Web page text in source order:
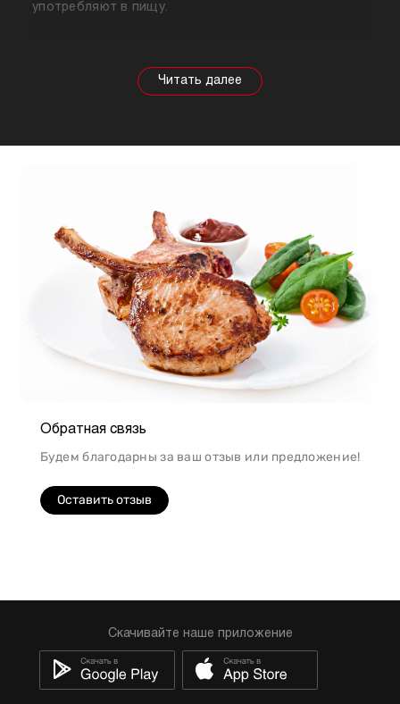
употребляют в пищу.
полезных свойствах. Важно понимать, что в
зависимости от животного свойства продукта
подходит для шашлыка, а мясо перепела отлично
Обратная связь
Будем благодарны за ваш отзыв или предложение!
Оставить отзыв
Скачивайте наше приложение